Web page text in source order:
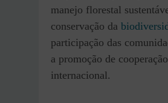
manejo florestal
conservação da
participação das
a promoção de cooperação
internacional.